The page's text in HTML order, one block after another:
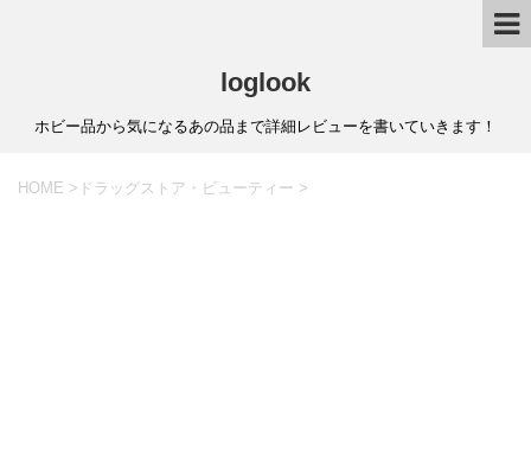
loglook
ホビー品から気になるあの品まで詳細レビューを書いていきます！
HOME > ドラッグストア・ビューティー >